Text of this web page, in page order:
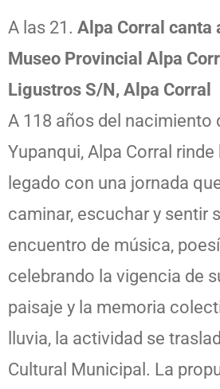
A las 21. Alpa Corral canta
Museo Provincial Alpa
Ligustros S/N, Alpa Corral
A 118 años del nacimiento
Yupanqui, Alpa Corral
legado con una jornada
caminar, escuchar y sentir
encuentro de música,
celebrando la vigencia de
paisaje y la memoria
lluvia, la actividad se
Cultural Municipal. La